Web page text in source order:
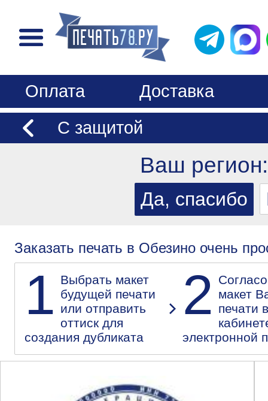
Оплата
Доставка
С защитой
Ваш
Заказать печать в Обезино очень
1 Выбрать макет
будущей печати
или отправить
оттиск для
создания дубликата
2
макет
печати
электронной